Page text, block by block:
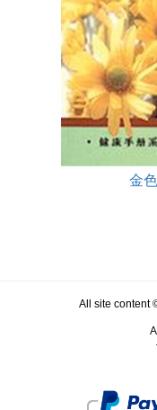
金
All site content